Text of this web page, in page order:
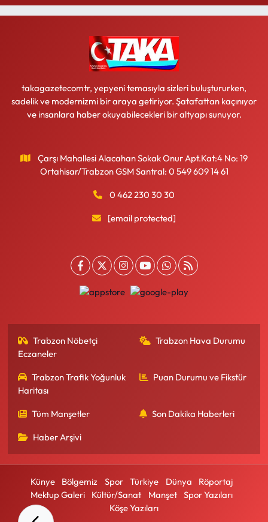
takagazetecomtr, yepyeni temasıyla sizleri buluştururken,
sadelik ve modernizmi bir araya getiriyor. Şatafattan kaçınıyor
ve insanlara haber okuyabilecekleri bir altyapı sunuyor.
Çarşı Mahallesi Alacahan Sokak Onur Apt.Kat:4 No: 19
Ortahisar/Trabzon GSM Santral: 0 549 609 14 61
0 462 230 30 30
[email protected]
Trabzon Nöbetçi
Eczaneler
Trabzon Hava Durumu
Trabzon Trafik Yoğunluk
Haritası
Puan Durumu ve Fikstür
Tüm Manşetler Son Dakika Haberleri
Haber Arşivi
Künye Bölgemiz Spor Türkiye Dünya
Röportaj
Mektup Galeri
Kültür/Sanat Manşet
Spor Yazıları
Köşe Yazıları